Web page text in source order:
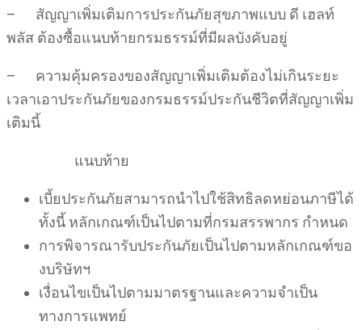
– สัญญาเพิ่มเติมการประกันภัยสุขภาพแบบ ดี เฮลท์
พลัส ต้องซื้อแนบท้ายกรมธรรม์ที่มีผลบังคับอยู่
– ความคุ้มครองของสัญญาเพิ่มเติมต้องไม่เกินระยะ
เวลาเอาประกันภัยของกรมธรรม์ประกันชีวิตที่สัญญาเพิ่ม
เติมนี้
แนบท้าย
เบี้ยประกันภัยสามารถนำไปใช้สิทธิลดหย่อนภาษีได้
ทั้งนี้ หลักเกณฑ์เป็นไปตามที่กรมสรรพากร กำหนด
การพิจารณารับประกันภัยเป็นไปตามหลักเกณฑ์ขอ
งบริษัทฯ
เงื่อนไขเป็นไปตามมาตรฐานและความจำเป็น
ทางการแพทย์